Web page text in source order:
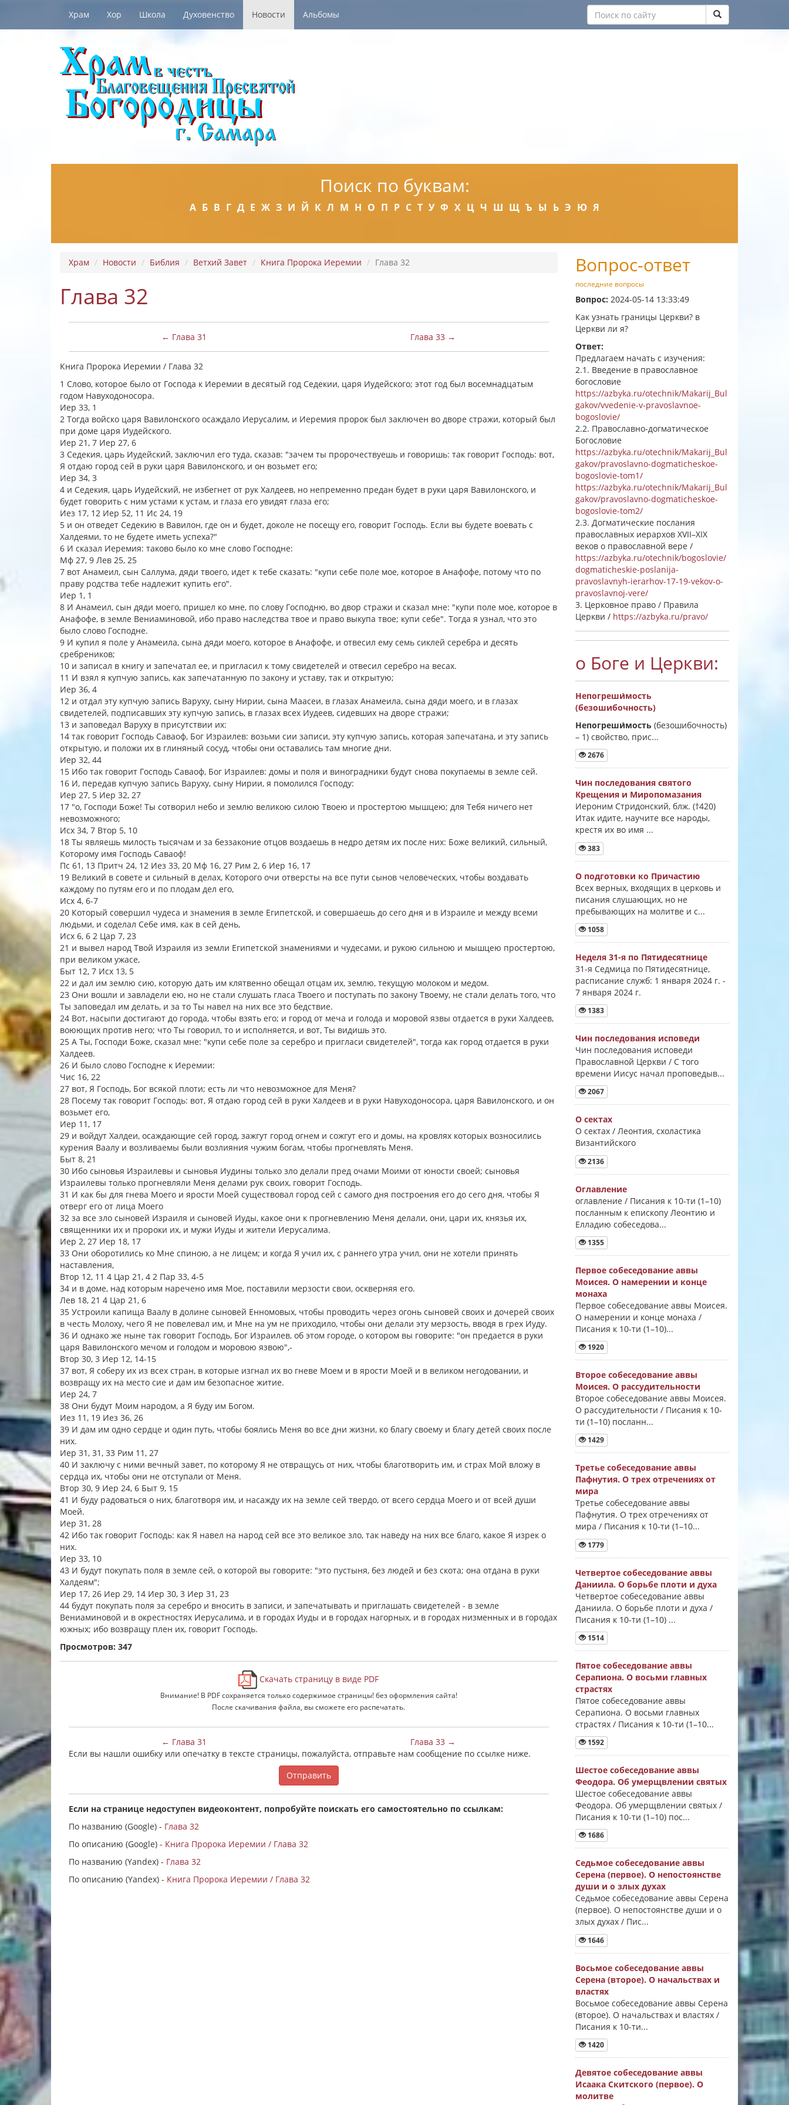
Храм Хор Школа Духовенство Новости Альбомы
Поиск по буквам:
А Б В Г Д Е Ж З И Й К Л М Н О П Р С Т У Ф Х Ц Ч Ш Щ Ъ Ы Ь Э Ю Я
Храм Новости Библия Ветхий Завет Книга Пророка Иеремии Глава 32
Глава 32
← Глава 31 Глава 33 →
Книга Пророка Иеремии / Глава 32
1 Слово, которое было от Господа к Иеремии в десятый год Седекии, царя Иудейского; этот год был восемнадцатым
годом Навуходоносора.
Иер 33, 1
2 Тогда войско царя Вавилонского осаждало Иерусалим, и Иеремия пророк был заключен во дворе стражи, который был
при доме царя Иудейского.
Иер 21, 7 Иер 27, 6
3 Седекия, царь Иудейский, заключил его туда, сказав: "зачем ты пророчествуешь и говоришь: так говорит Господь: вот,
Я отдаю город сей в руки царя Вавилонского, и он возьмет его;
Иер 34, 3
4 и Седекия, царь Иудейский, не избегнет от рук Халдеев, но непременно предан будет в руки царя Вавилонского, и
будет говорить с ним устами к устам, и глаза его увидят глаза его;
Иез 17, 12 Иер 52, 11 Ис 24, 19
5 и он отведет Седекию в Вавилон, где он и будет, доколе не посещу его, говорит Господь. Если вы будете воевать с
Халдеями, то не будете иметь успеха?"
6 И сказал Иеремия: таково было ко мне слово Господне:
Мф 27, 9 Лев 25, 25
7 вот Анамеил, сын Саллума, дяди твоего, идет к тебе сказать: "купи себе поле мое, которое в Анафофе, потому что по
праву родства тебе надлежит купить его".
Иер 1, 1
8 И Анамеил, сын дяди моего, пришел ко мне, по слову Господню, во двор стражи и сказал мне: "купи поле мое, которое в
Анафофе, в земле Вениаминовой, ибо право наследства твое и право выкупа твое; купи себе". Тогда я узнал, что это
было слово Господне.
9 И купил я поле у Анамеила, сына дяди моего, которое в Анафофе, и отвесил ему семь сиклей серебра и десять
сребреников;
10 и записал в книгу и запечатал ее, и пригласил к тому свидетелей и отвесил серебро на весах.
11 И взял я купчую запись, как запечатанную по закону и уставу, так и открытую;
Иер 36, 4
12 и отдал эту купчую запись Варуху, сыну Нирии, сына Маасеи, в глазах Анамеила, сына дяди моего, и в глазах
свидетелей, подписавших эту купчую запись, в глазах всех Иудеев, сидевших на дворе стражи;
13 и заповедал Варуху в присутствии их:
14 так говорит Господь Саваоф, Бог Израилев: возьми сии записи, эту купчую запись, которая запечатана, и эту запись
открытую, и положи их в глиняный сосуд, чтобы они оставались там многие дни.
Иер 32, 44
15 Ибо так говорит Господь Саваоф, Бог Израилев: домы и поля и виноградники будут снова покупаемы в земле сей.
16 И, передав купчую запись Варуху, сыну Нирии, я помолился Господу:
Иер 27, 5 Иер 32, 27
17 "о, Господи Боже! Ты сотворил небо и землю великою силою Твоею и простертою мышцею; для Тебя ничего нет
невозможного;
Исх 34, 7 Втор 5, 10
18 Ты являешь милость тысячам и за беззаконие отцов воздаешь в недро детям их после них: Боже великий, сильный,
Которому имя Господь Саваоф!
Пс 61, 13 Притч 24, 12 Иез 33, 20 Мф 16, 27 Рим 2, 6 Иер 16, 17
19 Великий в совете и сильный в делах, Которого очи отверсты на все пути сынов человеческих, чтобы воздавать
каждому по путям его и по плодам дел его,
Исх 4, 6-7
20 Который совершил чудеса и знамения в земле Египетской, и совершаешь до сего дня и в Израиле и между всеми
людьми, и соделал Себе имя, как в сей день,
Исх 6, 6 2 Цар 7, 23
21 и вывел народ Твой Израиля из земли Египетской знамениями и чудесами, и рукою сильною и мышцею простертою,
при великом ужасе,
Быт 12, 7 Исх 13, 5
22 и дал им землю сию, которую дать им клятвенно обещал отцам их, землю, текущую молоком и медом.
23 Они вошли и завладели ею, но не стали слушать гласа Твоего и поступать по закону Твоему, не стали делать того, что
Ты заповедал им делать, и за то Ты навел на них все это бедствие.
24 Вот, насыпи достигают до города, чтобы взять его; и город от меча и голода и моровой язвы отдается в руки Халдеев,
воюющих против него; что Ты говорил, то и исполняется, и вот, Ты видишь это.
25 А Ты, Господи Боже, сказал мне: "купи себе поле за серебро и пригласи свидетелей", тогда как город отдается в руки
Халдеев.
26 И было слово Господне к Иеремии:
Чис 16, 22
27 вот, Я Господь, Бог всякой плоти; есть ли что невозможное для Меня?
28 Посему так говорит Господь: вот, Я отдаю город сей в руки Халдеев и в руки Навуходоносора, царя Вавилонского, и он
возьмет его,
Иер 11, 17
29 и войдут Халдеи, осаждающие сей город, зажгут город огнем и сожгут его и домы, на кровлях которых возносились
курения Ваалу и возливаемы были возлияния чужим богам, чтобы прогневлять Меня.
Быт 8, 21
30 Ибо сыновья Израилевы и сыновья Иудины только зло делали пред очами Моими от юности своей; сыновья
Израилевы только прогневляли Меня делами рук своих, говорит Господь.
31 И как бы для гнева Моего и ярости Моей существовал город сей с самого дня построения его до сего дня, чтобы Я
отверг его от лица Моего
32 за все зло сыновей Израиля и сыновей Иуды, какое они к прогневлению Меня делали, они, цари их, князья их,
священники их и пророки их, и мужи Иуды и жители Иерусалима.
Иер 2, 27 Иер 18, 17
33 Они оборотились ко Мне спиною, а не лицем; и когда Я учил их, с раннего утра учил, они не хотели принять
наставления,
Втор 12, 11 4 Цар 21, 4 2 Пар 33, 4-5
34 и в доме, над которым наречено имя Мое, поставили мерзости свои, оскверняя его.
Лев 18, 21 4 Цар 21, 6
35 Устроили капища Ваалу в долине сыновей Енномовых, чтобы проводить через огонь сыновей своих и дочерей своих
в честь Молоху, чего Я не повелевал им, и Мне на ум не приходило, чтобы они делали эту мерзость, вводя в грех Иуду.
36 И однако же ныне так говорит Господь, Бог Израилев, об этом городе, о котором вы говорите: "он предается в руки
царя Вавилонского мечом и голодом и моровою язвою",-
Втор 30, 3 Иер 12, 14-15
37 вот, Я соберу их из всех стран, в которые изгнал их во гневе Моем и в ярости Моей и в великом негодовании, и
возвращу их на место сие и дам им безопасное житие.
Иер 24, 7
38 Они будут Моим народом, а Я буду им Богом.
Иез 11, 19 Иез 36, 26
39 И дам им одно сердце и один путь, чтобы боялись Меня во все дни жизни, ко благу своему и благу детей своих после
них.
Иер 31, 31, 33 Рим 11, 27
40 И заключу с ними вечный завет, по которому Я не отвращусь от них, чтобы благотворить им, и страх Мой вложу в
сердца их, чтобы они не отступали от Меня.
Втор 30, 9 Иер 24, 6 Быт 9, 15
41 И буду радоваться о них, благотворя им, и насажду их на земле сей твердо, от всего сердца Моего и от всей души
Моей.
Иер 31, 28
42 Ибо так говорит Господь: как Я навел на народ сей все это великое зло, так наведу на них все благо, какое Я изрек о
них.
Иер 33, 10
43 И будут покупать поля в земле сей, о которой вы говорите: "это пустыня, без людей и без скота; она отдана в руки
Халдеям";
Иер 17, 26 Иер 29, 14 Иер 30, 3 Иер 31, 23
44 будут покупать поля за серебро и вносить в записи, и запечатывать и приглашать свидетелей - в земле
Вениаминовой и в окрестностях Иерусалима, и в городах Иуды и в городах нагорных, и в городах низменных и в городах
южных; ибо возвращу плен их, говорит Господь.
Просмотров: 347
Скачать страницу в виде PDF
Внимание! В PDF сохраняется только содержимое страницы! без оформления сайта!
После скачивания файла, вы сможете его распечатать.
← Глава 31
Глава 33 →
Если вы нашли ошибку или опечатку в тексте страницы, пожалуйста, отправьте нам сообщение по ссылке ниже.
Отправить
Если на странице недоступен видеоконтент, попробуйте поискать его самостоятельно по ссылкам:
По названию (Google) - Глава 32
По описанию (Google) - Книга Пророка Иеремии / Глава 32
По названию (Yandex) - Глава 32
По описанию (Yandex) - Книга Пророка Иеремии / Глава 32
Вопрос-ответ
последние вопросы
Вопрос: 2024-05-14 13:33:49
Как узнать границы Церкви? в
Церкви ли я?
Ответ:
Предлагаем начать с изучения:
2.1. Введение в православное
богословие
https://azbyka.ru/otechnik/Makarij_Bul
gakov/vvedenie-v-pravoslavnoe-
bogoslovie/
2.2. Православно-догматическое
Богословие
https://azbyka.ru/otechnik/Makarij_Bul
gakov/pravoslavno-dogmaticheskoe-
bogoslovie-tom1/
https://azbyka.ru/otechnik/Makarij_Bul
gakov/pravoslavno-dogmaticheskoe-
bogoslovie-tom2/
2.3. Догматические послания
православных иерархов XVII–XIX
веков о православной вере /
https://azbyka.ru/otechnik/bogoslovie/
dogmaticheskie-poslanija-
pravoslavnyh-ierarhov-17-19-vekov-o-
pravoslavnoj-vere/
3. Церковное право / Правила
Церкви / https://azbyka.ru/pravo/
о Боге и Церкви:
Непогреши́мость
(безошибочность)
Непогреши́мость (безошибочность)
–1) свойство, прис...
2676
Чин последования святого
Крещения и Миропомазания
Иероним Стридонский, блж. (†420)
Итак идите, научите все народы,
крестя их во имя ...
383
О подготовки ко Причастию
Всех верных, входящих в церковь и
писания слушающих, но не
пребывающих на молитве и с...
1058
Неделя 31-я по Пятидесятнице
31-я Седмица по Пятидесятнице,
расписание служб: 1 января 2024 г. -
7 января 2024 г.
1383
Чин последования исповеди
Чин последования исповеди
Православной Церкви / С того
времени Иисус начал проповедыв...
2067
О сектах
О сектах / Леонтия, схоластика
Византийского
2136
Оглавление
оглавление / Писания к 10-ти (1–10)
посланным к епископу Леонтию и
Елладию собеседова...
1355
Первое собеседование аввы
Моисея. О намерении и конце
монаха
Первое собеседование аввы Моисея.
О намерении и конце монаха /
Писания к 10-ти (1–10)...
1920
Второе собеседование аввы
Моисея. О рассудительности
Второе собеседование аввы Моисея.
О рассудительности / Писания к 10-
ти (1–10) посланн...
1429
Третье собеседование аввы
Пафнутия. О трех отречениях от
мира
Третье собеседование аввы
Пафнутия. О трех отречениях от
мира / Писания к 10-ти (1–10...
1779
Четвертое собеседование аввы
Даниила. О борьбе плоти и духа
Четвертое собеседование аввы
Даниила. О борьбе плоти и духа /
Писания к 10-ти (1–10) ...
1514
Пятое собеседование аввы
Серапиона. О восьми главных
страстях
Пятое собеседование аввы
Серапиона. О восьми главных
страстях / Писания к 10-ти (1–10...
1592
Шестое собеседование аввы
Феодора. Об умерщвлении святых
Шестое собеседование аввы
Феодора. Об умерщвлении святых /
Писания к 10-ти (1–10) пос...
1686
Седьмое собеседование аввы
Серена (первое). О непостоянстве
души и о злых духах
Седьмое собеседование аввы Серена
(первое). О непостоянстве души и о
злых духах / Пис...
1646
Восьмое собеседование аввы
Серена (второе). О начальствах и
властях
Восьмое собеседование аввы Серена
(второе). О начальствах и властях /
Писания к 10-ти...
1420
Девятое собеседование аввы
Исаака Скитского (первое). О
молитве